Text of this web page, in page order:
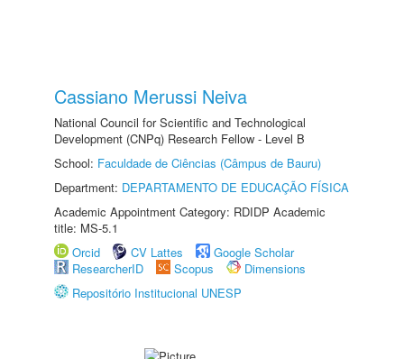
Cassiano Merussi Neiva
National Council for Scientific and Technological
Development (CNPq) Research Fellow - Level B
School: Faculdade de Ciências (Câmpus de Bauru)
Department: DEPARTAMENTO DE EDUCAÇÃO FÍSICA
Academic Appointment Category: RDIDP Academic
title: MS-5.1
Orcid
CV Lattes
Google Scholar
ResearcherID
Scopus
Dimensions
Repositório Institucional UNESP